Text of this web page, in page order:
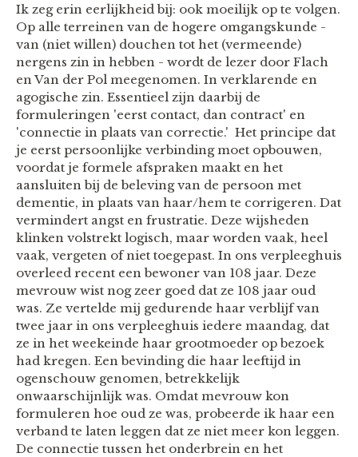
Ik zeg erin eerlijkheid bij: ook moeilijk op te volgen.
Op alle terreinen van de hogere omgangskunde -
van (niet willen) douchen tot het (vermeende)
nergens zin in hebben - wordt de lezer door Flach
en Van der Pol meegenomen. In verklarende en
agogische zin. Essentieel zijn daarbij de
formuleringen 'eerst contact, dan contract' en
'connectie in plaats van correctie.' Het principe dat
je eerst persoonlijke verbinding moet opbouwen,
voordat je formele afspraken maakt en het
aansluiten bij de beleving van de persoon met
dementie, in plaats van haar/hem te corrigeren. Dat
vermindert angst en frustratie. Deze wijsheden
klinken volstrekt logisch, maar worden vaak, heel
vaak, vergeten of niet toegepast. In ons verpleeghuis
overleed recent een bewoner van 108 jaar. Deze
mevrouw wist nog zeer goed dat ze 108 jaar oud
was. Ze vertelde mij gedurende haar verblijf van
twee jaar in ons verpleeghuis iedere maandag, dat
ze in het weekeinde haar grootmoeder op bezoek
had kregen. Een bevinding die haar leeftijd in
ogenschouw genomen, betrekkelijk
onwaarschijnlijk was. Omdat mevrouw kon
formuleren hoe oud ze was, probeerde ik haar een
verband te laten leggen dat ze niet meer kon leggen.
De connectie tussen het onderbrein en het